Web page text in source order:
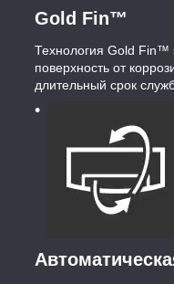
Gold Fin™
Технология Gold
поверхность от
длительный срок